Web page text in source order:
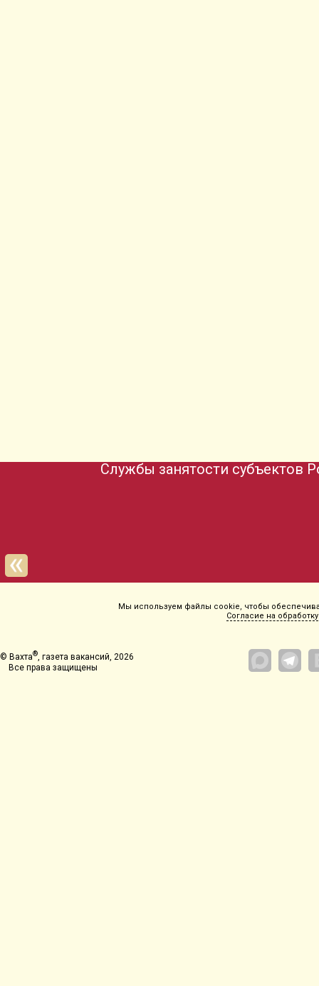
Службы занятости субъектов
Мы используем файлы cookie, чтобы
Согласие на обработку
© Вахта® , газета вакансий, 2026
Все права защищены